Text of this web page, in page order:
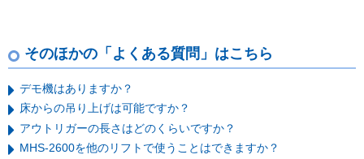
そのほかの「よくある質問」はこちら
デモ機はありますか？
床からの吊り上げは可能ですか？
アウトリガーの長さはどのくらいですか？
MHS-2600を他のリフトで使うことはできますか？